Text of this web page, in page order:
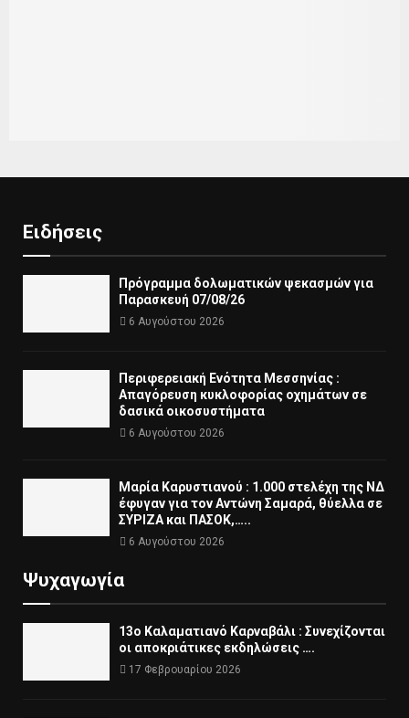
Ειδήσεις
Πρόγραμμα δολωματικών ψεκασμών για
Παρασκευή 07/08/26
6 Αυγούστου 2026
Περιφερειακή Ενότητα Μεσσηνίας :
Απαγόρευση κυκλοφορίας οχημάτων σε
δασικά οικοσυστήματα
6 Αυγούστου 2026
Μαρία Καρυστιανού : 1.000 στελέχη της ΝΔ
έφυγαν για τον Αντώνη Σαμαρά, θύελλα σε
ΣΥΡΙΖΑ και ΠΑΣΟΚ,…..
6 Αυγούστου 2026
Ψυχαγωγία
13ο Καλαματιανό Καρναβάλι : Συνεχίζονται
οι αποκριάτικες εκδηλώσεις ….
17 Φεβρουαρίου 2026